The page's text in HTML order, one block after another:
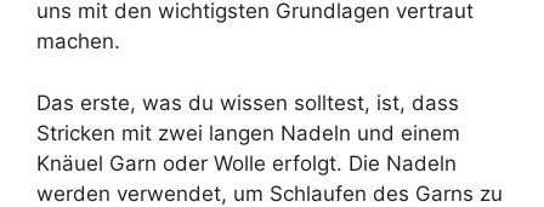
uns mit den wichtigsten Grundlagen vertraut
machen.
Das erste, was du wissen solltest, ist, dass
Stricken mit zwei langen Nadeln und einem
Knäuel Garn oder Wolle erfolgt. Die Nadeln
werden verwendet, um Schlaufen des Garns zu